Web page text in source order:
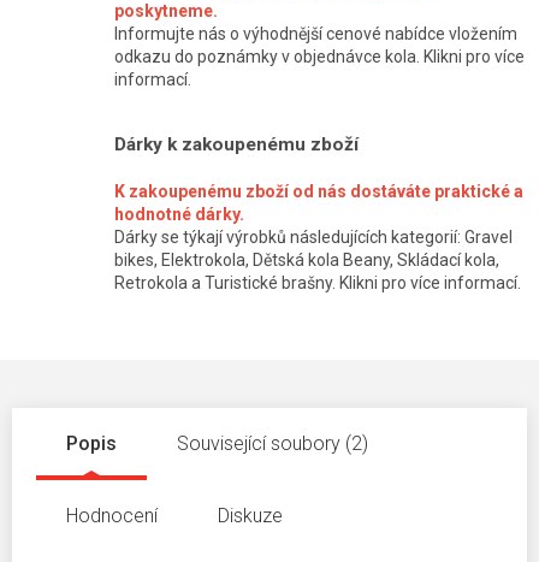
poskytneme.
Informujte nás o výhodnější cenové nabídce vložením
odkazu do poznámky v objednávce kola. Klikni pro více
informací.
Dárky k zakoupenému zboží
K zakoupenému zboží od nás dostáváte praktické a
hodnotné dárky.
Dárky se týkají výrobků následujících kategorií: Gravel
bikes, Elektrokola, Dětská kola Beany, Skládací kola,
Retrokola a Turistické brašny. Klikni pro více informací.
Popis Související soubory (2)
Hodnocení Diskuze